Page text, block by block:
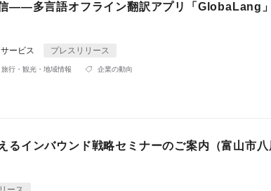
——多言語オフライン翻訳アプリ「GlobaLang
ービス プレスリリース
旅行・観光・地域情報 企業の動向
るインバウンド戦略セミナーのご案内（富山市八